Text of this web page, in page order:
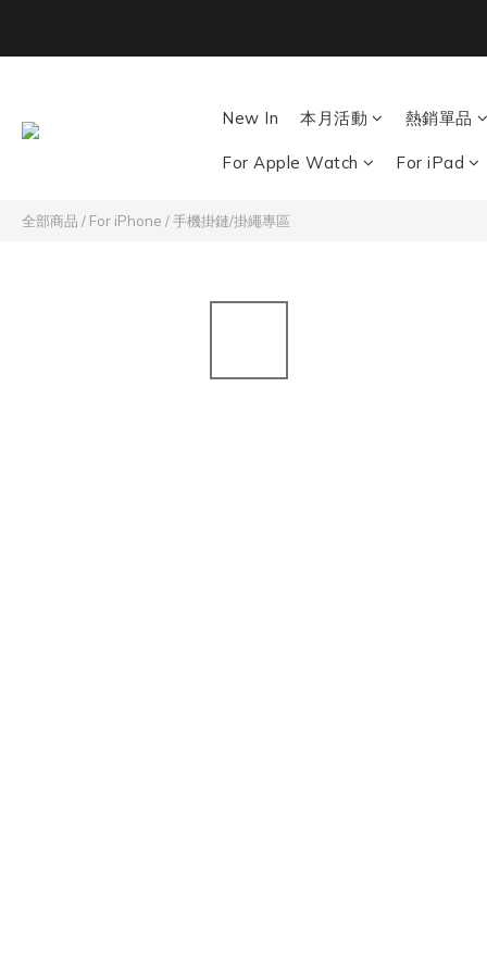
New In 本月活動 熱銷單品
For Apple Watch For iPad
全部商品 / For iPhone /手機掛鏈/掛繩專區